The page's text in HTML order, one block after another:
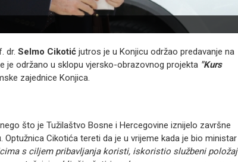
dr. Selmo Cikotić jutros je u Konjicu održao predavanje na
je održano u sklopu vjersko-obrazovnog projekta "Kurs
zajednice Konjica.
što je Tužilaštvo Bosne i Hercegovine iznijelo završne
Optužnica Cikotića tereti da je u vrijeme kada je bio ministar
s ciljem pribavljanja koristi, iskoristio službeni položaj